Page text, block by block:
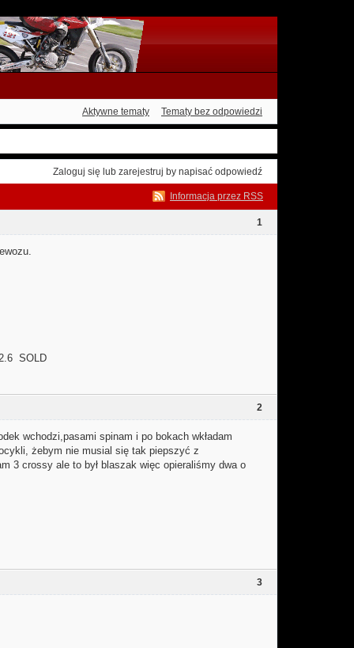
Aktywne tematy Tematy bez odpowiedzi
Zaloguj się lub zarejestruj by napisać odpowiedź
Informacja przez RSS
1
SOLD
2
wchodzi,pasami spinam i po bokach wkładam
żebym nie musial się tak piepszyć z
3 crossy ale to był blaszak więc opieraliśmy dwa o
3